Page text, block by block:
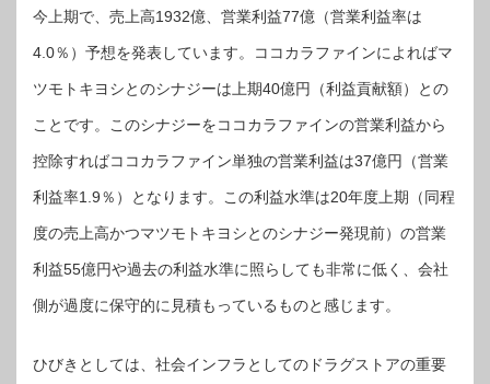
今上期で、売上高1932億、営業利益77億（営業利益率は
4.0％）予想を発表しています。ココカラファインによればマ
ツモトキヨシとのシナジーは上期40億円（利益貢献額）との
ことです。このシナジーをココカラファインの営業利益から
控除すればココカラファイン単独の営業利益は37億円（営業
利益率1.9％）となります。この利益水準は20年度上期（同程
度の売上高かつマツモトキヨシとのシナジー発現前）の営業
利益55億円や過去の利益水準に照らしても非常に低く、会社
側が過度に保守的に見積もっているものと感じます。
ひびきとしては、社会インフラとしてのドラグストアの重要